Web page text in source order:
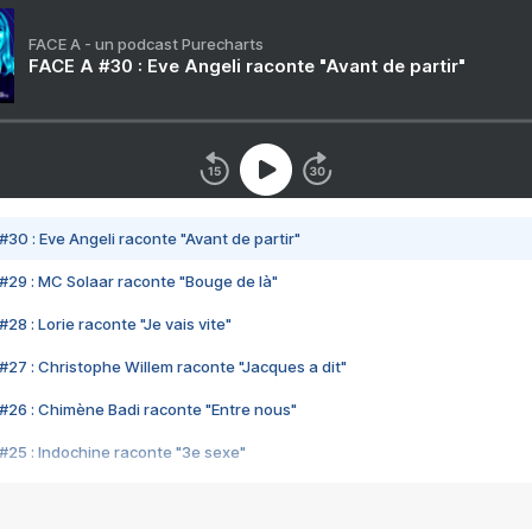
FACE A - un podcast Purecharts
FACE A #30 : Eve Angeli raconte "Avant de partir"
#30 : Eve Angeli raconte "Avant de partir"
#29 : MC Solaar raconte "Bouge de là"
#28 : Lorie raconte "Je vais vite"
#27 : Christophe Willem raconte "Jacques a dit"
#26 : Chimène Badi raconte "Entre nous"
#25 : Indochine raconte "3e sexe"